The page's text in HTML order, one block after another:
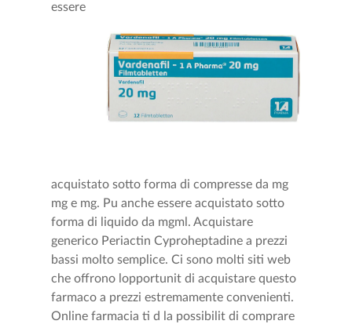
essere
acquistato sotto forma di compresse da mg
mg e mg. Pu anche essere acquistato sotto
forma di liquido da mgml. Acquistare
generico Periactin Cyproheptadine a prezzi
bassi molto semplice. Ci sono molti siti web
che offrono lopportunit di acquistare questo
farmaco a prezzi estremamente convenienti.
Online farmacia ti d la possibilit di comprare